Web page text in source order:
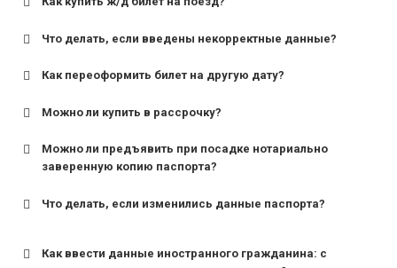
Что делать, если введены некорректные данные?
Как переоформить билет на другую дату?
Можно ли купить в рассрочку?
Можно ли предъявить при посадке нотариально
заверенную копию паспорта?
Что делать, если изменились данные паспорта?
Как ввести данные иностранного гражданина: с